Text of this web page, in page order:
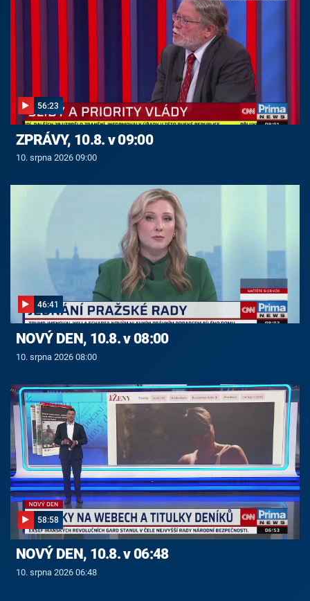
56:23
ZPRÁVY, 10.8. v 09:00
10. srpna 2026 09:00
46:41
NOVÝ DEN, 10.8. v 08:00
10. srpna 2026 08:00
58:58
NOVÝ DEN, 10.8. v 06:48
10. srpna 2026 06:48